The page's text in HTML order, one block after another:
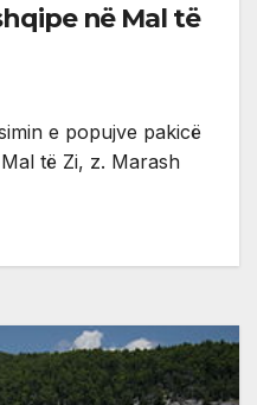
në Mal të
e popujve pakicë
të Zi, z. Marash